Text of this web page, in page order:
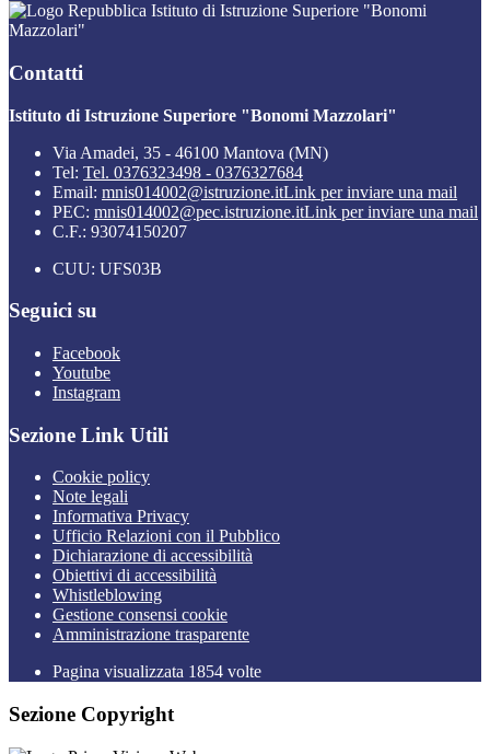
Istituto di Istruzione Superiore "Bonomi
Mazzolari"
Contatti
Istituto di Istruzione Superiore "Bonomi Mazzolari"
Via Amadei, 35 - 46100 Mantova (MN)
Tel: Tel. 0376323498 - 0376327684
Email: mnis014002@istruzione.itLink per inviare una mail
PEC: mnis014002@pec.istruzione.itLink per inviare una mail
C.F.: 93074150207
CUU: UFS03B
Seguici su
Facebook
Youtube
Instagram
Sezione Link Utili
Cookie policy
Note legali
Informativa Privacy
Ufficio Relazioni con il Pubblico
Dichiarazione di accessibilità
Obiettivi di accessibilità
Whistleblowing
Gestione consensi cookie
Amministrazione trasparente
Pagina visualizzata 1854 volte
Sezione Copyright